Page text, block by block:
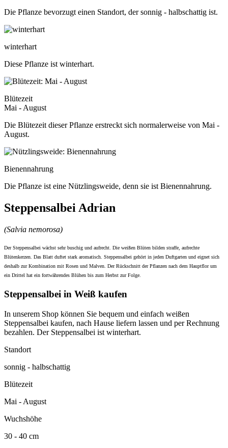
Die Pflanze bevorzugt einen Standort, der sonnig - halbschattig ist.
winterhart
Diese Pflanze ist winterhart.
Blütezeit
Mai - August
Die Blütezeit dieser Pflanze erstreckt sich normalerweise von Mai -
August.
Bienennahrung
Die Pflanze ist eine Nützlingsweide, denn sie ist Bienennahrung.
Steppensalbei Adrian
(Salvia nemorosa)
Der Steppensalbei wächst sehr buschig und aufrecht. Die weißen Blüten bilden straffe, aufrechte
Blütenkerzen. Das Blatt duftet stark aromatisch. Steppensalbei gehört in jeden Duftgarten und eignet sich
deshalb zur Kombination mit Rosen und Malven. Der Rückschnitt der Pflanzen nach dem Hauptflor um
ein Drittel hat ein fortwährendes Blühen bis zum Herbst zur Folge.
Steppensalbei in Weiß kaufen
In unserem Shop können Sie bequem und einfach weißen
Steppensalbei kaufen, nach Hause liefern lassen und per Rechnung
bezahlen. Der Steppensalbei ist winterhart.
Standort
sonnig - halbschattig
Blütezeit
Mai - August
Wuchshöhe
30 - 40 cm